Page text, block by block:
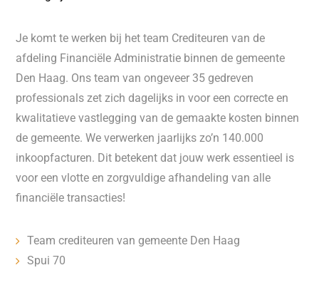
Je komt te werken bij het team Crediteuren van de
afdeling Financiële Administratie binnen de gemeente
Den Haag. Ons team van ongeveer 35 gedreven
professionals zet zich dagelijks in voor een correcte en
kwalitatieve vastlegging van de gemaakte kosten binnen
de gemeente. We verwerken jaarlijks zo’n 140.000
inkoopfacturen. Dit betekent dat jouw werk essentieel is
voor een vlotte en zorgvuldige afhandeling van alle
financiële transacties!
Team crediteuren van gemeente Den Haag
Spui 70